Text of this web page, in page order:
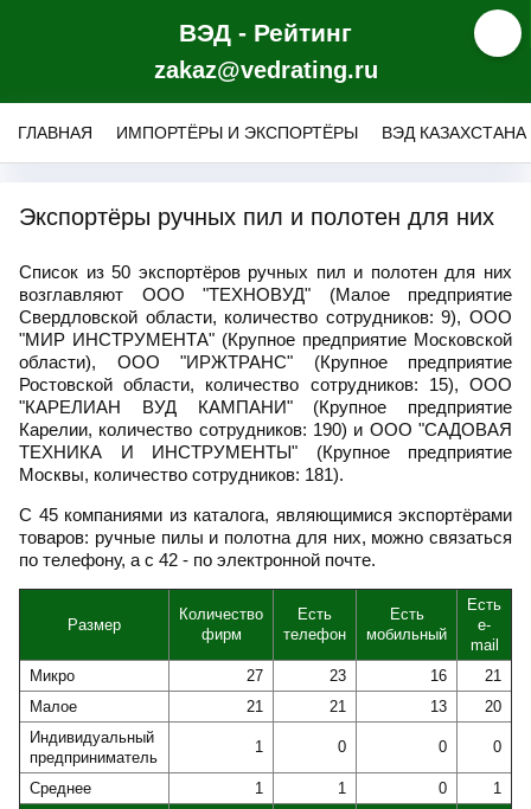
ВЭД - Рейтинг
zakaz@vedrating.ru
ГЛАВНАЯ ИМПОРТЁРЫ И ЭКСПОРТЁРЫ ВЭД КАЗАХСТАНА
Экспортёры ручных пил и полотен для них
Список из 50 экспортёров ручных пил и полотен для них
возглавляют ООО "ТЕХНОВУД" (Малое предприятие
Свердловской области, количество сотрудников: 9), ООО
"МИР ИНСТРУМЕНТА" (Крупное предприятие Московской
области), ООО "ИРЖТРАНС" (Крупное предприятие
Ростовской области, количество сотрудников: 15), ООО
"КАРЕЛИАН ВУД КАМПАНИ" (Крупное предприятие
Карелии, количество сотрудников: 190) и ООО "САДОВАЯ
ТЕХНИКА И ИНСТРУМЕНТЫ" (Крупное предприятие
Москвы, количество сотрудников: 181).
С 45 компаниями из каталога, являющимися экспортёрами
товаров: ручные пилы и полотна для них, можно связаться
по телефону, а с 42 - по электронной почте.
Размер
Количество
фирм
Есть
телефон
Есть
мобильный
Есть
e-
mail
Микро
27 23 16
21
Малое
21 21 13
20
Индивидуальный
предприниматель
1 0 0 0
Среднее 1 1 0
1